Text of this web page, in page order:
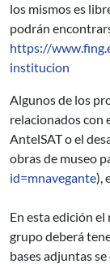
los mismos es
podrán
https://
institucion
Algunos de los
relacionados con
AntelSAT o el
obras de museo
id=mnavegante),
En esta edición
grupo deberá
bases adjuntas